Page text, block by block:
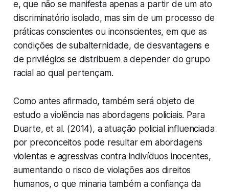
e, que não se manifesta apenas a partir de um ato
discriminatório isolado, mas sim de um processo de
práticas conscientes ou inconscientes, em que as
condições de subalternidade, de desvantagens e
de privilégios se distribuem a depender do grupo
racial ao qual pertençam.
Como antes afirmado, também será objeto de
estudo a violência nas abordagens policiais. Para
Duarte, et al. (2014), a atuação policial influenciada
por preconceitos pode resultar em abordagens
violentas e agressivas contra indivíduos inocentes,
aumentando o risco de violações aos direitos
humanos, o que minaria também a confiança da